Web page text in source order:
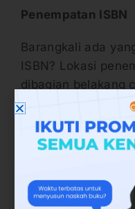
Penempatan ISBN
Barangkali ada
ISBN? Lokasi
dibagian belakang
ditandai dengan
Selain di sisi
halaman hak
Terkait
elektronik